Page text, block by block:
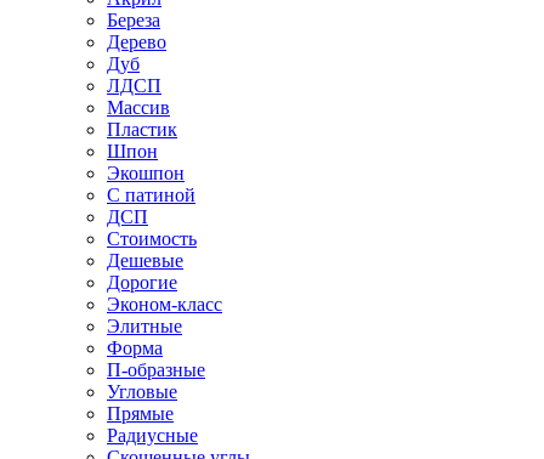
Береза
Дерево
Дуб
ЛДСП
Массив
Пластик
Шпон
Экошпон
С патиной
ДСП
Стоимость
Дешевые
Дорогие
Эконом-класс
Элитные
Форма
П-образные
Угловые
Прямые
Радиусные